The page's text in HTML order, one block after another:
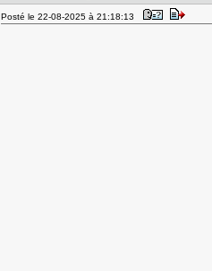
Posté le 22-08-2025 à 21:18:13